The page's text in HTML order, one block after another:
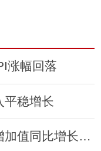
涨幅回落
平稳增长
国家统计局：一季度服务业增加值同比增长7.5%